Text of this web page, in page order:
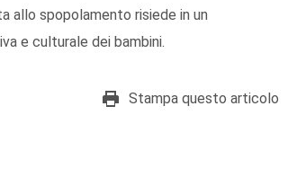
allo spopolamento risiede in un
e culturale dei bambini.
Stampa questo articolo